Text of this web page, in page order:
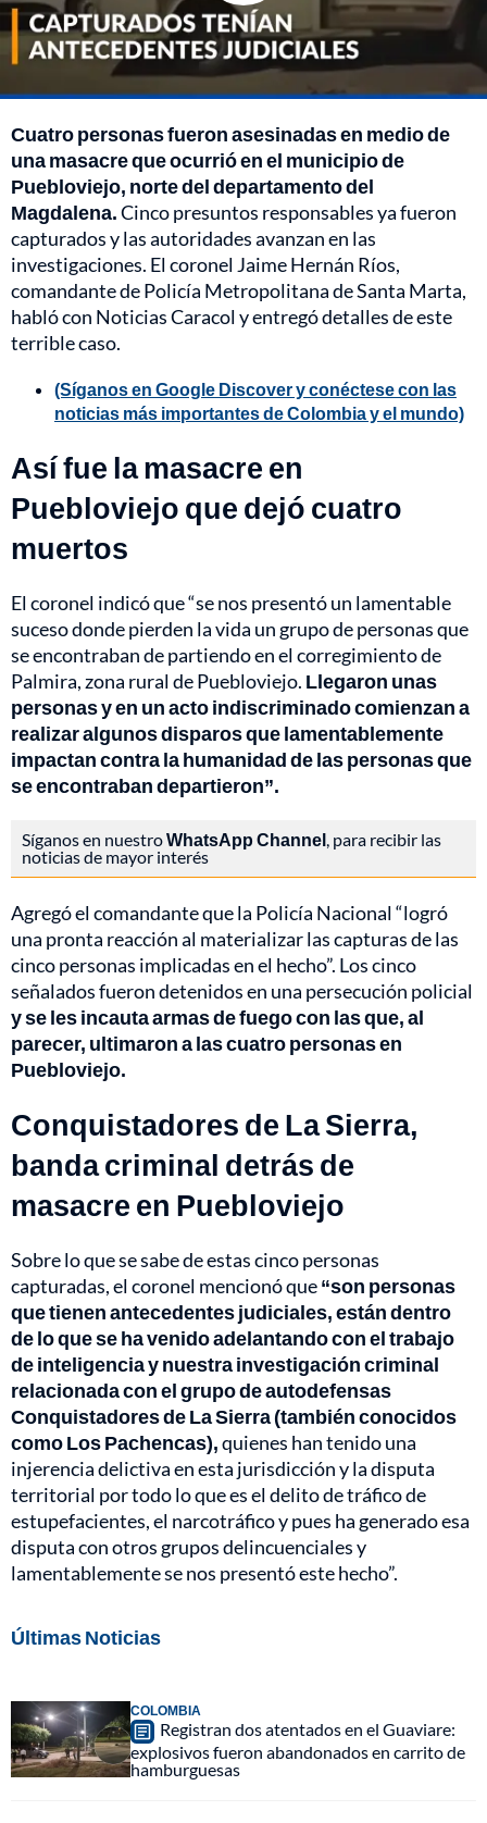
Cuatro personas fueron asesinadas en medio de
una masacre que ocurrió en el municipio de
Puebloviejo, norte del departamento del
Magdalena.Cinco presuntos responsables ya fueron
capturados y las autoridades avanzan en las
investigaciones. El coronel Jaime Hernán Ríos,
comandante de Policía Metropolitana de Santa Marta,
habló con Noticias Caracol y entregó detalles de este
terrible caso.
(Síganos en Google Discover y conéctese con las
noticias más importantes de Colombia y el mundo)
Así fue la masacre en
Puebloviejo que dejó cuatro
muertos
El coronel indicó que “se nos presentó un lamentable
suceso donde pierden la vida un grupo de personas que
se encontraban de partiendo en el corregimiento de
Palmira, zona rural de Puebloviejo. Llegaron unas
personas y en un acto indiscriminado comienzan a
realizar algunos disparos que lamentablemente
impactan contra la humanidad de las personas que
se encontraban departieron”.
Síganos en nuestroWhatsApp Channel , para recibir las
noticias de mayor interés
Agregó el comandante que la Policía Nacional “logró
una pronta reacción al materializar las capturas de las
cinco personas implicadas en el hecho”. Los cinco
señalados fueron detenidos en una persecución policial
y se les incauta armas de fuego con las que, al
parecer, ultimaron a las cuatro personas en
Puebloviejo.
Conquistadores de La Sierra,
banda criminal detrás de
masacre en Puebloviejo
Sobre lo que se sabe de estas cinco personas
capturadas, el coronel mencionó que“son personas
que tienen antecedentes judiciales, están dentro
de lo que se ha venido adelantando con el trabajo
de inteligencia y nuestra investigación criminal
relacionada con el grupo de autodefensas
Conquistadores de La Sierra (también conocidos
como Los Pachencas),quienes han tenido una
injerencia delictiva en esta jurisdicción y la disputa
territorial por todo lo que es el delito de tráfico de
estupefacientes, el narcotráfico y pues ha generado esa
disputa con otros grupos delincuenciales y
lamentablemente se nos presentó este hecho”.
Últimas Noticias
COLOMBIA
Registran dos atentados en el Guaviare:
explosivos fueron abandonados en carrito de
hamburguesas